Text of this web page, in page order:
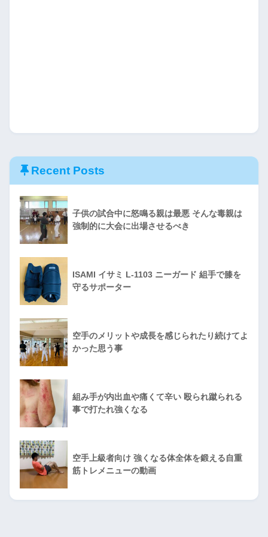
Recent Posts
子供の試合中に怒鳴る親は最悪 そんな毒親は
強制的に大会に出場させるべき
ISAMI イサミ L-1103 ニーガード 組手で膝を
守るサポーター
空手のメリットや成長を感じられたり続けてよ
かった思う事
組み手が内出血や痛くて辛い 殴られ蹴られる
事で打たれ強くなる
空手上級者向け 強くなる体全体を鍛える自重
筋トレメニューの動画